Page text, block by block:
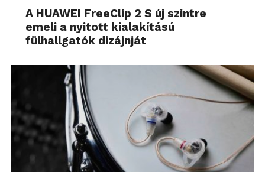
A HUAWEI FreeClip 2 S új szintre
emeli a nyitott kialakítású
fülhallgatók dizájnját